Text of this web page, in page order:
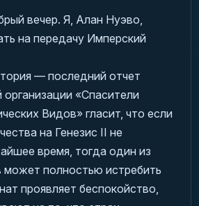
вечер. Я, Алан Нуэво,
на передачу Имперский
— последний отчет
«Спасители
Видов» гласит, что если
на Генезис II не
время, тогда один из
полностью истребить
проявляет беспокойство,